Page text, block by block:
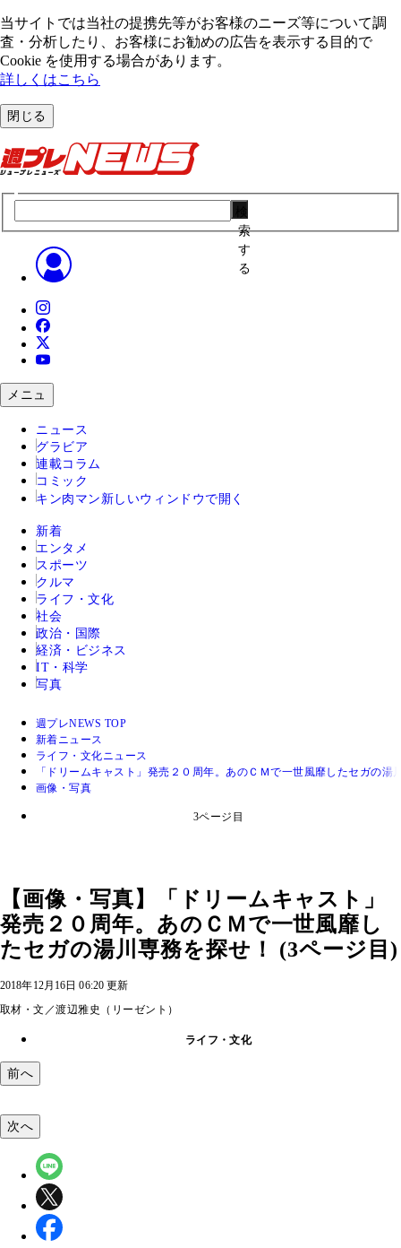
当サイトでは当社の提携先等がお客様のニーズ等について調
査・分析したり、お客様にお勧めの広告を表⽰する⽬的で
Cookie を使⽤する場合があります。
詳しくはこちら
閉じる
索
す
る
メニュ
ニュース
グラビア
連載コラム
コミック
キン肉マン 新しいウィンドウで開く
新着
エンタメ
スポーツ
クルマ
ライフ・文化
社会
政治・国際
経済・ビジネス
IT・科学
写真
週プレNEWS TOP
新着ニュース
ライフ・文化ニュース
「ドリームキャスト」発売２０周年。あのＣＭで一世風靡したセガの湯
画像・写真
3ページ目
【画像・写真】「ドリームキャスト」
発売２０周年。あのＣＭで一世風靡し
たセガの湯川専務を探せ！ (3ページ目)
2018年12月16日 06:20 更新
取材・文／渡辺雅史（リーゼント）
ライフ・文化
前へ
次へ